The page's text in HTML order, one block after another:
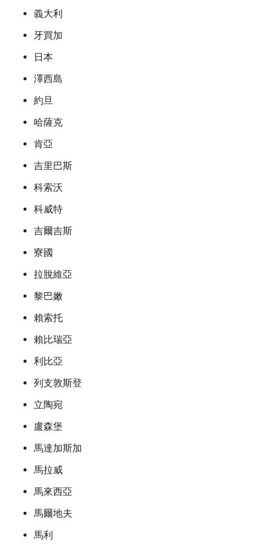
義大利
牙買加
日本
澤西島
約旦
哈薩克
肯亞
吉里巴斯
科索沃
科威特
吉爾吉斯
寮國
拉脫維亞
黎巴嫩
賴索托
賴比瑞亞
利比亞
列支敦斯登
立陶宛
盧森堡
馬達加斯加
馬拉威
馬來西亞
馬爾地夫
馬利